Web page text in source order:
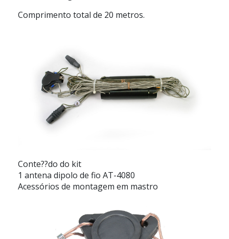
Comprimento total de 20 metros.
Conte??do do kit
1 antena dipolo de fio AT-4080
Acessórios de montagem em mastro